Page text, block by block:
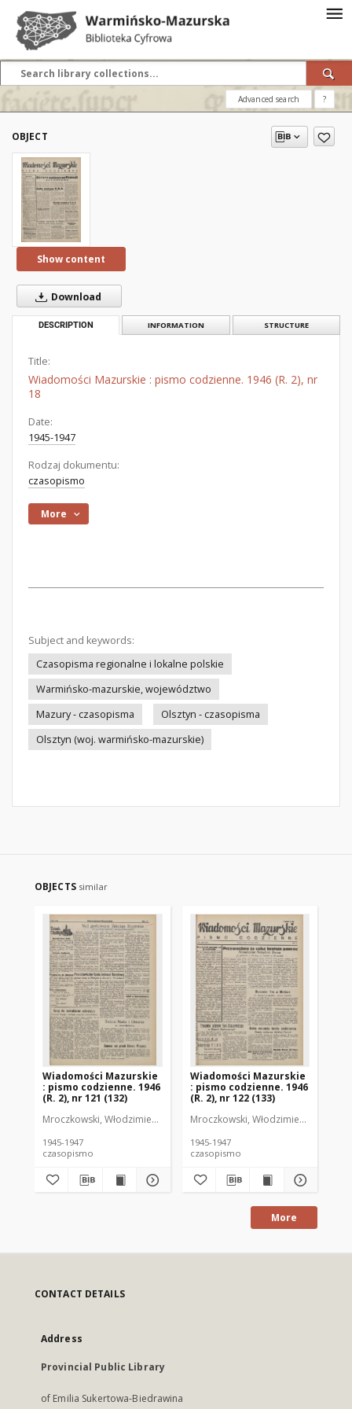
Advanced search ?
OBJECT
Show content
Download
DESCRIPTION INFORMATION STRUCTURE
Title:
Wiadomości Mazurskie : pismo codzienne. 1946 (R. 2), nr
18
Date:
1945-1947
Rodzaj dokumentu:
czasopismo
More
Subject and keywords:
Czasopisma regionalne i lokalne polskie
Warmińsko-mazurskie, województwo
Mazury - czasopisma
Olsztyn - czasopisma
Olsztyn (woj. warmińsko-mazurskie)
OBJECTS similar
Wiadomości Mazurskie
: pismo codzienne. 1946
(R. 2), nr 121 (132)
Mroczkowski, Włodzimierz (1902-1971). Redaktor
1945-1947
czasopismo
Wiadomości Mazurskie
: pismo codzienne. 1946
(R. 2), nr 122 (133)
Mroczkowski, Włodzimierz (1902-
1945-1947
czasopismo
More
CONTACT DETAILS
Address
Provincial Public Library
of Emilia Sukertowa-Biedrawina